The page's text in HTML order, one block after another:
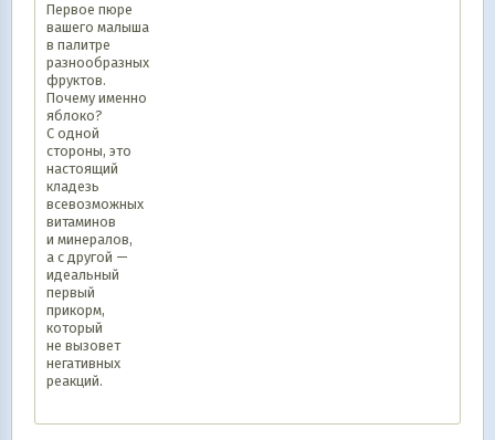
Первое пюре
вашего малыша
в палитре
разнообразных
фруктов.
Почему именно
яблоко?
С одной
стороны, это
настоящий
кладезь
всевозможных
витаминов
и минералов,
а с другой —
идеальный
первый
прикорм,
который
не вызовет
негативных
реакций.